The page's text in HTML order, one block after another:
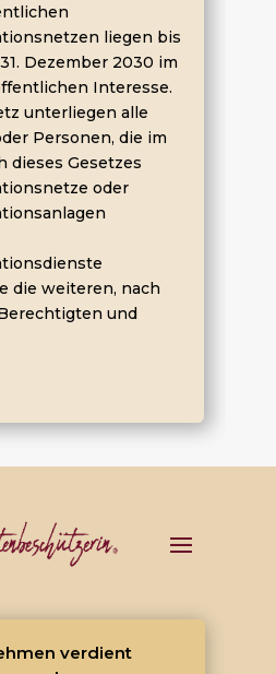
liegen bis
Dezember 2030 im
Interesse.
unterliegen alle
Personen, die im
dieses Gesetzes
oder
die weiteren, nach
und
verdient